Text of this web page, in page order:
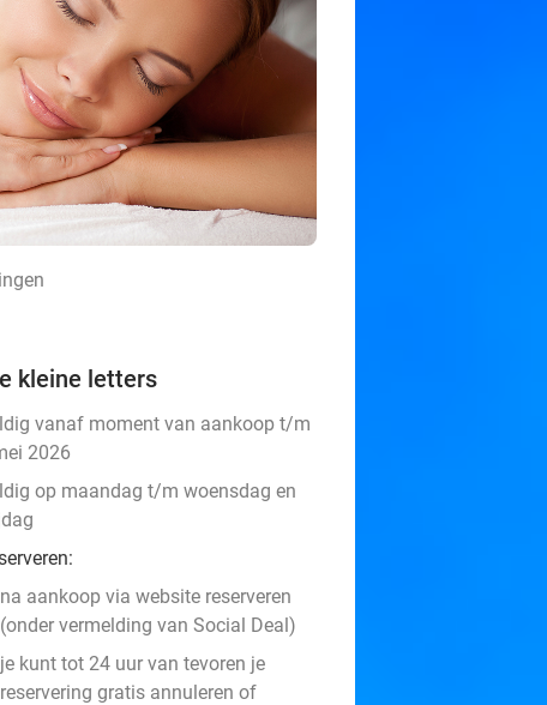
kleine letters
vanaf moment van aankoop t/m
2026
op maandag t/m woensdag en
na aankoop via website reserveren
(onder vermelding van Social Deal)
je kunt tot 24 uur van tevoren je
reservering gratis annuleren of